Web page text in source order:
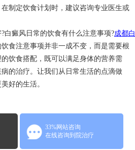
制定饮食计划时，建议咨询专业医生或
癜风日常的饮食有什么注意事项?成都白
食注意事项并非一成不变，而是需要根
饮食搭配，既可以满足身体的营养需
的治疗。让我们从日常生活的点滴做
好的生活。
33%网站咨询
在线咨询到院治疗